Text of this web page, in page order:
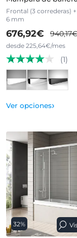
Frontal (3 correderas) +
6 mm
676,92€ 940,17€
desde 225,64€/mes
(1)
Ver opciones›
32%